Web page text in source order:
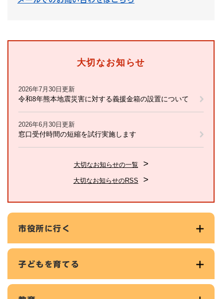
大切なお知らせ
2026年7月30日更新
令和8年熊本地震災害に対する義援金箱の設置について
2026年6月30日更新
窓口受付時間の短縮を試行実施します
大切なお知らせの一覧
大切なお知らせのRSS
市役所に行く
子どもを育てる